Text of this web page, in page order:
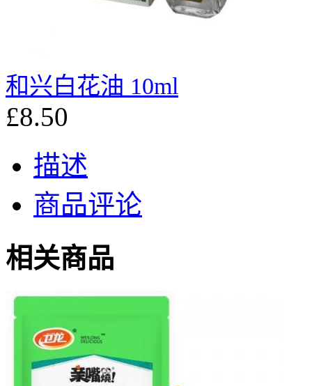
和兴白花油 10ml
£8.50
描述
商品评论
相关商品